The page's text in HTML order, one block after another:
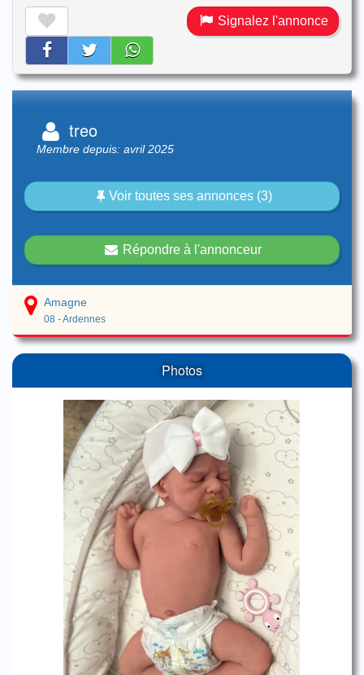
Signalez l'annonce
treo
Membre depuis: avril 2025
Voir toutes ses annonces (3)
Répondre à l'annonceur
Amagne
08 - Ardennes
Photos